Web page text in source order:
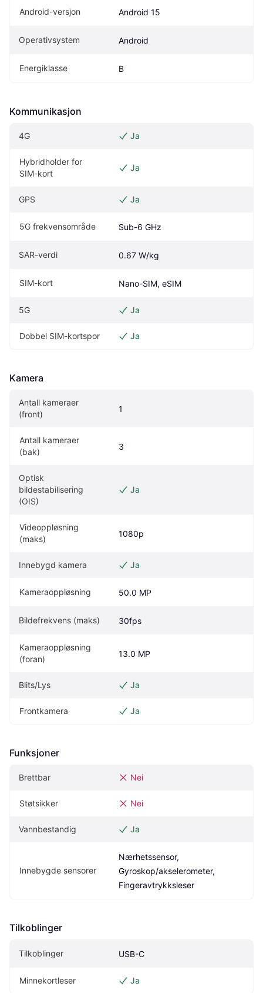
Android-versjon Android 15
Operativsystem Android
Energiklasse B
Kommunikasjon
4G Ja
Hybridholder for
SIM-kort
Ja
GPS Ja
5G frekvensområde Sub-6 GHz
SAR-verdi 0.67 W/kg
SIM-kort Nano-SIM, eSIM
5G Ja
Dobbel SIM-kortspor Ja
Kamera
Antall kameraer
(front)
1
Antall kameraer
(bak)
3
Optisk
bildestabilisering
(OIS)
Ja
Videoppløsning
(maks)
1080p
Innebygd kamera Ja
Kameraoppløsning 50.0 MP
Bildefrekvens (maks) 30fps
Kameraoppløsning
(foran)
13.0 MP
Blits/Lys Ja
Frontkamera Ja
Funksjoner
Brettbar Nei
Støtsikker Nei
Vannbestandig Ja
Innebygde sensorer
Nærhetssensor,
Gyroskop/akselerometer,
Fingeravtrykksleser
Tilkoblinger
Tilkoblinger USB-C
Minnekortleser Ja